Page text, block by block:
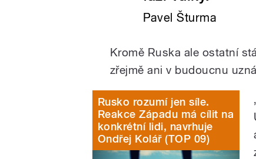
Pavel Šturma
Kromě Ruska ale ostatní
zřejmě ani v budoucnu
Rusko rozumí jen síle.
Reakce Západu má cílit na
konkrétní lidi, navrhuje
Ondřej Kolář (TOP 09)